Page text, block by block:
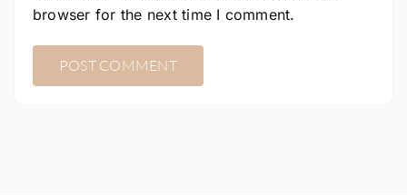
browser for the next time I comment.